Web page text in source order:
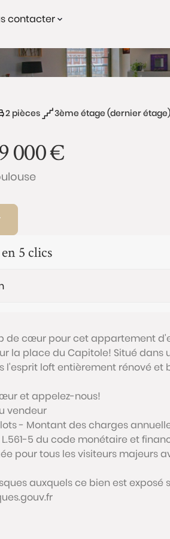
contacter
2 pièces 3ème étage (dernier étage)
000€
5 clics
de cœur pour cet appartement
la place du Capitole! Situé dans
l'esprit loft entièrement rénové et
et appelez-nous!
vendeur
- Montant des charges
5 du code monétaire et
pour tous les visiteurs majeurs
auxquels ce bien est exposé